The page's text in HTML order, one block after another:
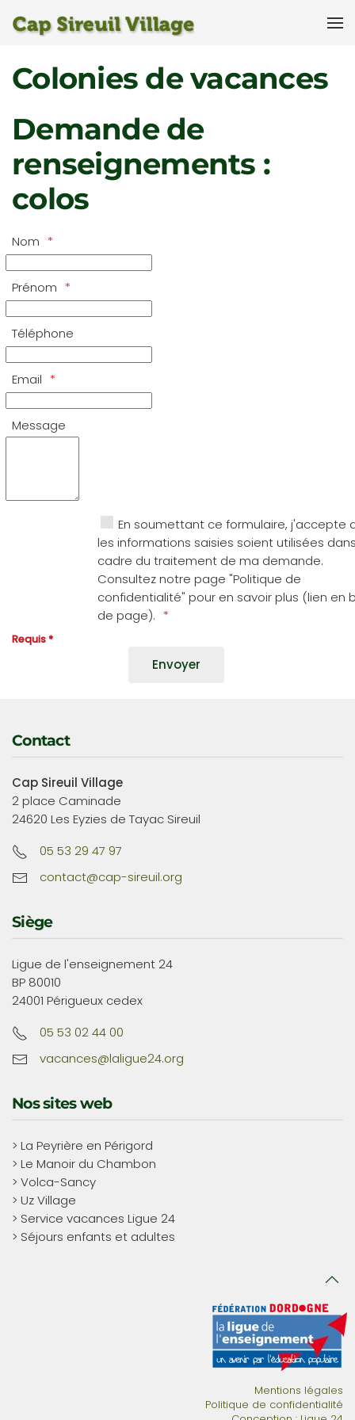
Colonies de vacances
Demande de
renseignements :
colos
Nom
Prénom
Téléphone
Email
Message
En soumettant ce formulaire, j'accepte
les informations saisies soient utilisées
cadre du traitement de ma demande.
Consultez notre page "Politique de
confidentialité" pour en savoir plus (lien en
de page).
Requis *
Contact
Cap Sireuil Village
2 place Caminade
24620 Les Eyzies de Tayac Sireuil
05 53 29 47 97
contact@cap-sireuil.org
Siège
Ligue de l'enseignement 24
BP 80010
24001 Périgueux cedex
05 53 02 44 00
vacances@laligue24.org
Nos sites web
> La Peyrière en Périgord
> Le Manoir du Chambon
> Volca-Sancy
> Uz Village
> Service vacances Ligue 24
> Séjours enfants et adultes
Mentions légales
Politique de confidentialité